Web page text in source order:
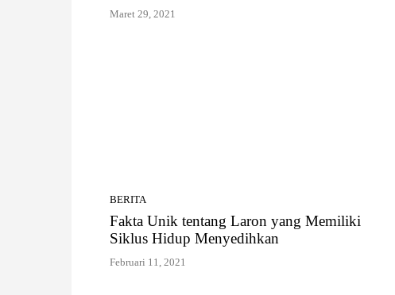
Maret 29, 2021
BERITA
Fakta Unik tentang Laron yang Memiliki
Siklus Hidup Menyedihkan
Februari 11, 2021